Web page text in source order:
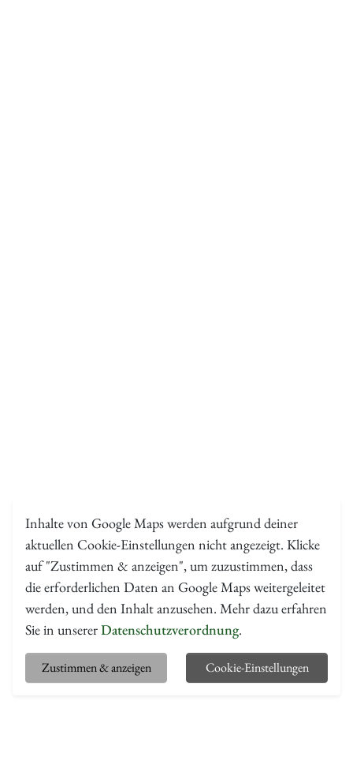
Inhalte von Google Maps werden aufgrund deiner
aktuellen Cookie-Einstellungen nicht angezeigt. Klicke
auf "Zustimmen & anzeigen", um zuzustimmen, dass
die erforderlichen Daten an Google Maps weitergeleitet
werden, und den Inhalt anzusehen. Mehr dazu erfahren
Sie in unsererDatenschutzverordnung.
Zustimmen & anzeigen Cookie-Einstellungen